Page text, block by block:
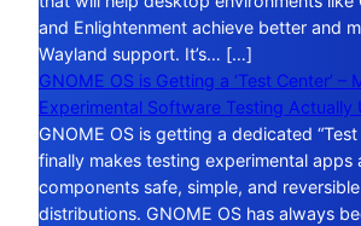
and Enlightenment achieve better and
Wayland support. It’s… […]
GNOME OS is Getting a ‘Test Center’ –
Experimental Software Testing Actually
GNOME OS is getting a dedicated
finally makes testing experimental apps
components safe, simple, and
distributions. GNOME OS has always